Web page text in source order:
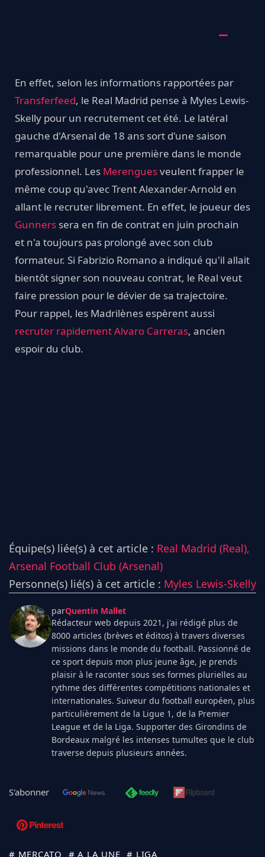
En effet, selon les informations rapportées par
Transferfeed, le Real Madrid pense à Myles Lewis-
Skelly pour un recrutement cet été. Le latéral
gauche d'Arsenal de 18 ans sort d'une saison
remarquable pour une première dans le monde
professionnel. Les Merenguesveulent frapper le
même coup qu'avec Trent Alexander-Arnold en
allant le recruter librement. En effet, le joueur des
Gunners sera en fin de contrat en juin prochain
et n'a toujours pas prolongé avec son club
formateur. Si Fabrizio Romano a indiqué qu'il allait
bientôt signer son nouveau contrat, le Real veut
faire pression pour le dévier de sa trajectoire.
Pour rappel, les Madrilènes espèrent aussi
recruter rapidement Alvaro Carreras, ancien
espoir du club.
Équipe(s) liée(s) à cet article : Real Madrid (Real),
Arsenal Football Club (Arsenal)
Personne(s) lié(s) à cet article : Myles Lewis-Skelly
parQuentin Mallet
Rédacteur web depuis 2021, j'ai rédigé plus de
8000 articles (brèves et éditos) à travers diverses
missions dans le monde du football. Passionné de
ce sport depuis mon plus jeune âge, je prends
plaisir à le raconter sous ses formes plurielles au
rythme des différentes compétitions nationales et
internationales. Suiveur du football européen, plus
particulièrement de la Ligue 1, de la Premier
League et de la Liga. Supporter des Girondins de
Bordeaux malgré les intenses tumultes que le club
traverse depuis plusieurs années.
S'abonner
# MERCATO # A LA UNE # LIGA